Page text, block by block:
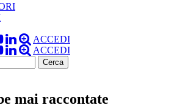
ACCEDI
ACCEDI
mai raccontate